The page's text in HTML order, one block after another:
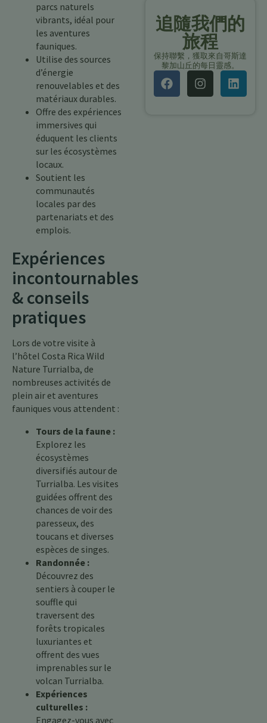
parcs naturels
vibrants, idéal pour
les aventures
fauniques.
Utilise des sources
d’énergie
renouvelables et des
matériaux durables.
Offre des expériences
immersives qui
éduquent les clients
sur les écosystèmes
locaux.
Soutient les
communautés
locales par des
partenariats et des
emplois.
Expériences
incontournables
& conseils
pratiques
Lors de votre visite à
l’hôtel Costa Rica Wild
Nature Turrialba, de
nombreuses activités de
plein air et aventures
fauniques vous attendent :
Tours de la faune :
Explorez les
écosystèmes
diversifiés autour de
Turrialba. Les visites
guidées offrent des
chances de voir des
paresseux, des
toucans et diverses
espèces de singes.
Randonnée :
Découvrez des
sentiers à couper le
souffle qui
traversent des
forêts tropicales
luxuriantes et
offrent des vues
imprenables sur le
volcan Turrialba.
Expériences
culturelles :
Engagez-vous avec
追隨我們的
旅程
保持聯繫，獲取來自哥斯達
黎加山丘的每日靈感。